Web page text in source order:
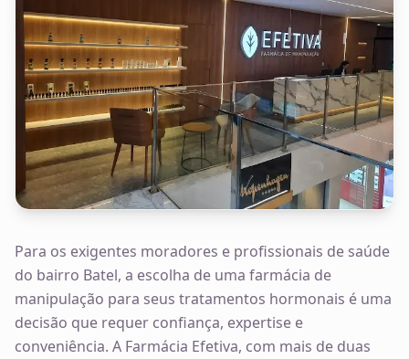
Para os exigentes moradores e profissionais de saúde
do bairro Batel, a escolha de uma farmácia de
manipulação para seus tratamentos hormonais é uma
decisão que requer confiança, expertise e
conveniência. A Farmácia Efetiva, com mais de duas